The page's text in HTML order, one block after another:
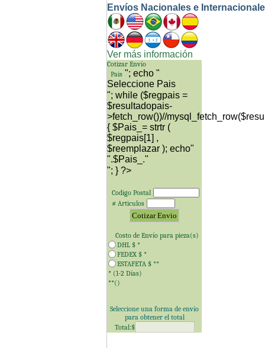
Envíos Nacionales e
Ver más información
Cotizar Envío
Pais "; echo "
"; while ($regpais =
$resultadopais-
>fetch_row())//
{ $Pais_= strtr (
$regpais[1] ,
$reemplazar ); echo"
"; } ?>
Codigo Postal
# Articulos
Costo de Envío para pieza(s)
DHL $ *
FEDEX $ *
ESTAFETA $ **
* (1-2 Días)
**()
Seleccione una forma de envío
para obtener el total
Total:$